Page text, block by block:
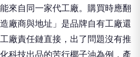
來自同一家代工廠。購買時應翻
廠商與地址」是品牌自有工廠還
廠責任鏈直接，出了問題沒有推
科技出品的苦行椰子油為例，產